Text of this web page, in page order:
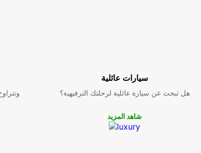
سيارات عائلية
هل تبحث عن سيارة عائلية لرحلتك الترفيهية؟
شاهد المزيد